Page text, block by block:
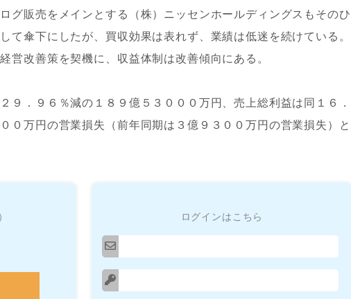
グ販売をメインとする（株）ニッセンホールディングスもそのひ
て傘下にしたが、買収効果は表れず、業績は低迷を続けている。
営改善策を契機に、収益体制は改善傾向にある。
９．９６％減の１８９億５３０００万円、売上総利益は同１６．
０万円の営業損失（前年同期は３億９３００万円の営業損失）と
ログインはこちら